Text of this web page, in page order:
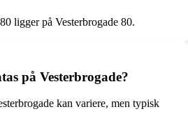
ligger på Vesterbrogade 80.
på Vesterbrogade?
kan variere, men typisk